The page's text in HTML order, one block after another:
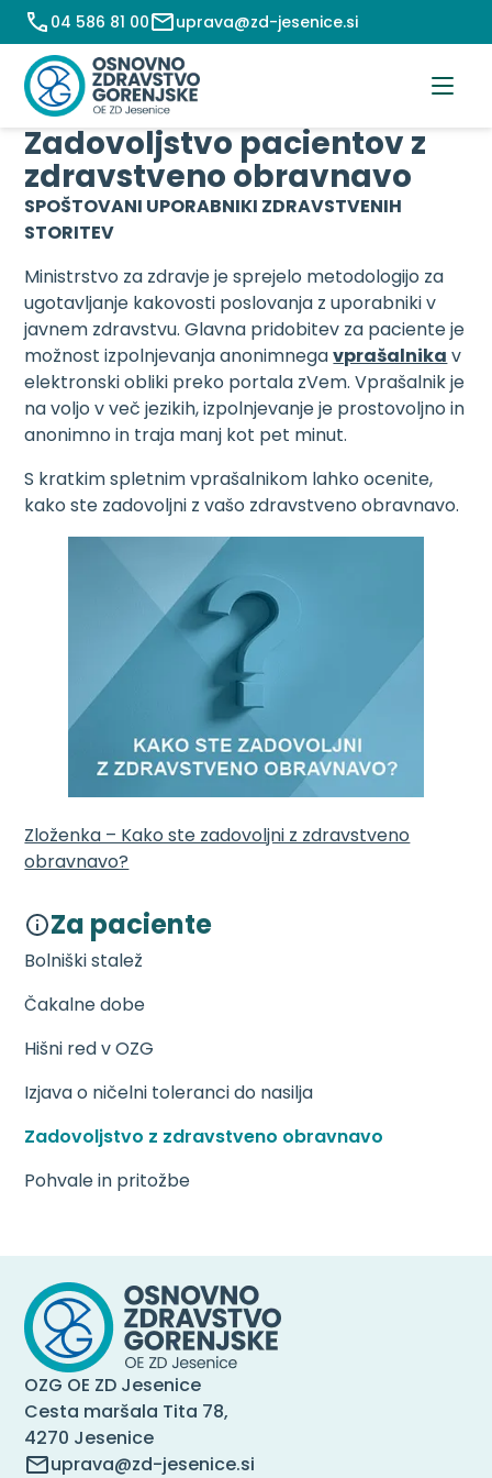
Preskoči
na
vsebino
04 586 81 00 uprava@zd-jesenice.si
Zadovoljstvo pacientov z
zdravstveno obravnavo
SPOŠTOVANI UPORABNIKI ZDRAVSTVENIH
STORITEV
Ministrstvo za zdravje je sprejelo metodologijo za
ugotavljanje kakovosti poslovanja z uporabniki v
javnem zdravstvu. Glavna pridobitev za paciente je
možnost izpolnjevanja anonimnegavprašalnika v
elektronski obliki preko portala zVem. Vprašalnik je
na voljo v več jezikih, izpolnjevanje je prostovoljno in
anonimno in traja manj kot pet minut.
S kratkim spletnim vprašalnikom lahko ocenite,
kako ste zadovoljni z vašo zdravstveno obravnavo.
Zloženka – Kako ste zadovoljni z zdravstveno
obravnavo?
Za paciente
Bolniški stalež
Čakalne dobe
Hišni red v OZG
Izjava o ničelni toleranci do nasilja
Zadovoljstvo z zdravstveno obravnavo
Pohvale in pritožbe
OZG OE ZD Jesenice
Cesta maršala Tita 78,
4270 Jesenice
uprava@zd-jesenice.si